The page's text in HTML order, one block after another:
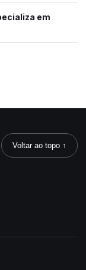
em
Voltar ao topo ↑